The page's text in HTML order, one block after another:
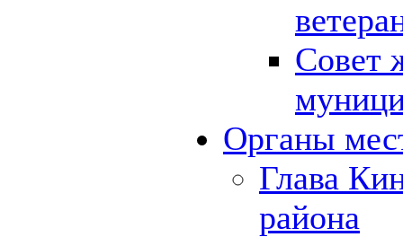
Совет
Органы
Глава
района